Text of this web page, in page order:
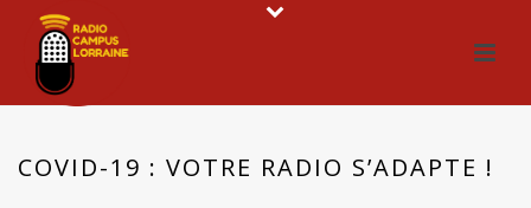
COVID-19 : VOTRE RADIO S’ADAPTE !